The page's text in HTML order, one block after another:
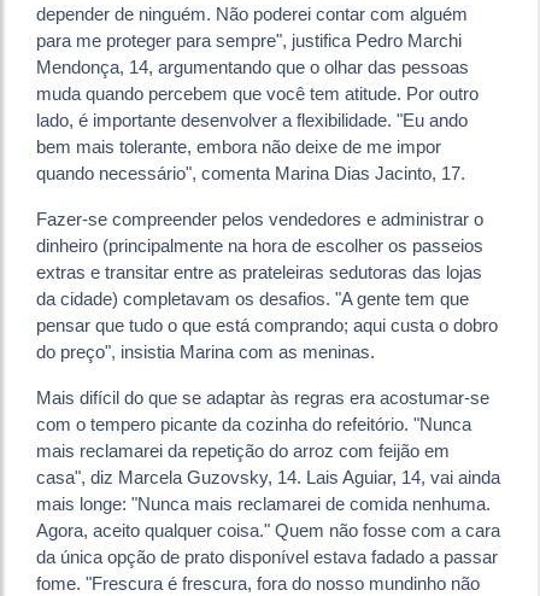
depender de ninguém. Não poderei contar com alguém
para me proteger para sempre", justifica Pedro Marchi
Mendonça, 14, argumentando que o olhar das pessoas
muda quando percebem que você tem atitude. Por outro
lado, é importante desenvolver a flexibilidade. "Eu ando
bem mais tolerante, embora não deixe de me impor
quando necessário", comenta Marina Dias Jacinto, 17.
Fazer-se compreender pelos vendedores e administrar o
dinheiro (principalmente na hora de escolher os passeios
extras e transitar entre as prateleiras sedutoras das lojas
da cidade) completavam os desafios. "A gente tem que
pensar que tudo o que está comprando; aqui custa o dobro
do preço", insistia Marina com as meninas.
Mais difícil do que se adaptar às regras era acostumar-se
com o tempero picante da cozinha do refeitório. "Nunca
mais reclamarei da repetição do arroz com feijão em
casa", diz Marcela Guzovsky, 14. Lais Aguiar, 14, vai ainda
mais longe: "Nunca mais reclamarei de comida nenhuma.
Agora, aceito qualquer coisa." Quem não fosse com a cara
da única opção de prato disponível estava fadado a passar
fome. "Frescura é frescura, fora do nosso mundinho não